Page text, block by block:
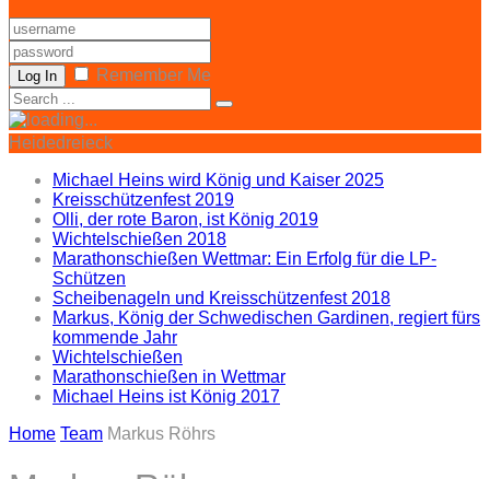
Log In Remember Me
Heidedreieck
Michael Heins wird König und Kaiser 2025
Kreisschützenfest 2019
Olli, der rote Baron, ist König 2019
Wichtelschießen 2018
Marathonschießen Wettmar: Ein Erfolg für die LP-
Schützen
Scheibenageln und Kreisschützenfest 2018
Markus, König der Schwedischen Gardinen, regiert fürs
kommende Jahr
Wichtelschießen
Marathonschießen in Wettmar
Michael Heins ist König 2017
Home Team Markus Röhrs